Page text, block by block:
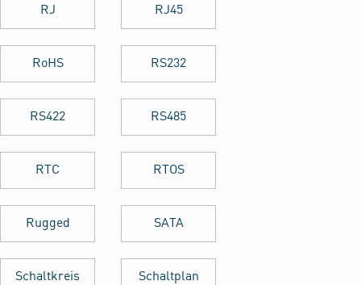
RJ RJ45
RoHS RS232
RS422 RS485
RTC RTOS
Rugged SATA
Schaltkreis Schaltplan